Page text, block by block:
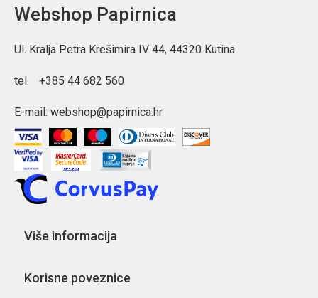
Webshop Papirnica
Ul. Kralja Petra Krešimira IV 44, 44320 Kutina
tel. +385 44 682 560
E-mail: webshop@papirnica.hr
Više informacija
Korisne poveznice